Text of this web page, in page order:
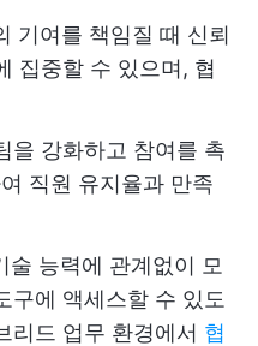
기여를 책임질 때 신뢰
집중할 수 있으며, 협
을 강화하고 참여를 촉
직원 유지율과 만족
술 능력에 관계없이 모
구에 액세스할 수 있도
리드 업무 환경에서 협